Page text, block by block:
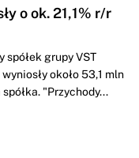
o ok. 21,1% r/r
spółek grupy VST
około 53,1 mln
spółka. "Przychody...